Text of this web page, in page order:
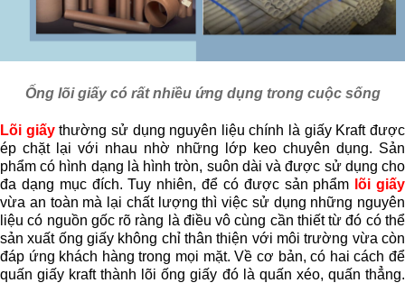
Ống lõi giấy có rất nhiều ứng dụng trong cuộc sống
Lõi giấythường sử dụng nguyên liệu chính là giấy Kraft được
ép chặt lại với nhau nhờ những lớp keo chuyên dụng. Sản
phẩm có hình dạng là hình tròn, suôn dài và được sử dụng cho
đa dạng mục đích. Tuy nhiên, để có được sản phẩm lõi giấy
vừa an toàn mà lại chất lượng thì việc sử dụng những nguyên
liệu có nguồn gốc rõ ràng là điều vô cùng cần thiết từ đó có thể
sản xuất ống giấy không chỉ thân thiện với môi trường vừa còn
đáp ứng khách hàng trong mọi mặt. Về cơ bản, có hai cách để
quấn giấy kraft thành lõi ống giấy đó là quấn xéo, quấn thẳng.